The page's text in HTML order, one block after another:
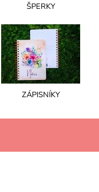
ŠPERKY
ZÁPISNÍKY